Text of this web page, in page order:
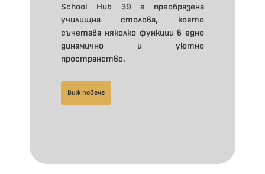
School Hub 39 е преобразена
училищна столова, която
съчетава няколко функции в едно
динамично и уютно
пространство.
Виж повече